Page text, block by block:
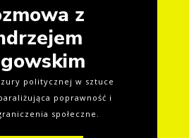
z
politycznej w sztuce
poprawność i
społeczne.